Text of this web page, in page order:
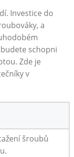
Investice do
a
schopni
Zde je
v
šroubů